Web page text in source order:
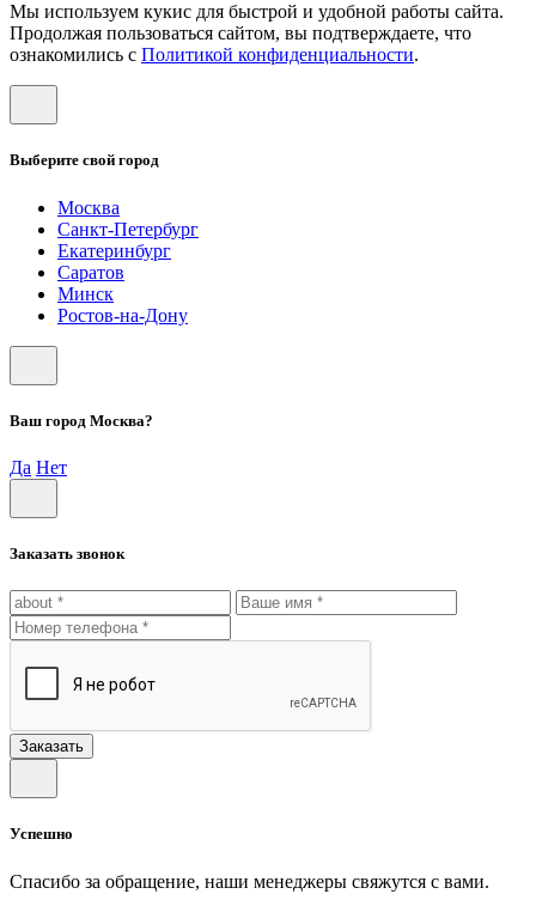
Мы используем кукис для быстрой и удобной работы сайта.
Продолжая пользоваться сайтом, вы подтверждаете, что
ознакомились с Политикой конфиденциальности.
Выберите свой город
Москва
Санкт-Петербург
Екатеринбург
Саратов
Минск
Ростов-на-Дону
Ваш город Москва?
Да Нет
Заказать звонок
Заказать
Успешно
Спасибо за обращение, наши менеджеры свяжутся с вами.